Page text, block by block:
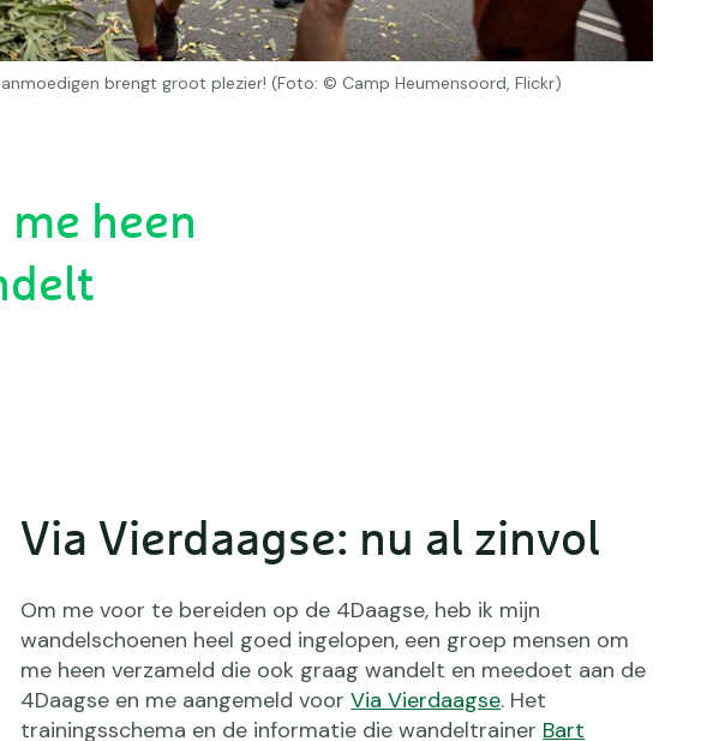
brengt groot plezier! (Foto: © Camp Heumensoord, Flickr)
me heen
Via Vierdaagse: nu al zinvol
Om me voor te bereiden op de 4Daagse, heb ik mijn
wandelschoenen heel goed ingelopen, een groep mensen om
me heen verzameld die ook graag wandelt en meedoet aan de
4Daagse en me aangemeld voorVia Vierdaagse. Het
trainingsschema en de informatie die wandeltrainer Bart